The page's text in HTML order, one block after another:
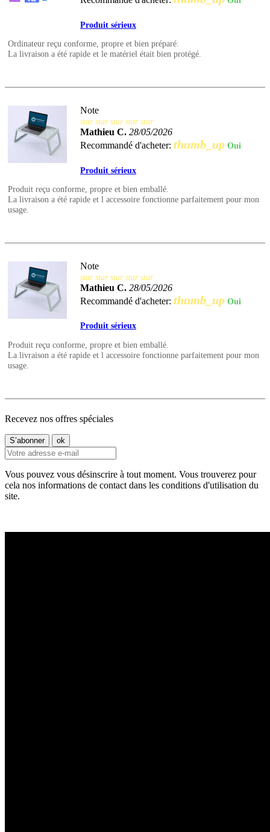
Produit sérieux
Ordinateur reçu conforme, propre et bien préparé.
La livraison a été rapide et le matériel était bien protégé.
Note
star star star star star
Mathieu C. 28/05/2026
Recommandé d'acheter: thumb_up Oui
Produit sérieux
Produit reçu conforme, propre et bien emballé.
La livraison a été rapide et l accessoire fonctionne parfaitement pour mon
usage.
Note
star star star star star
Mathieu C. 28/05/2026
Recommandé d'acheter: thumb_up Oui
Produit sérieux
Produit reçu conforme, propre et bien emballé.
La livraison a été rapide et l accessoire fonctionne parfaitement pour mon
usage.
Recevez nos offres spéciales
Vous pouvez vous désinscrire à tout moment. Vous trouverez pour
cela nos informations de contact dans les conditions d'utilisation du
site.